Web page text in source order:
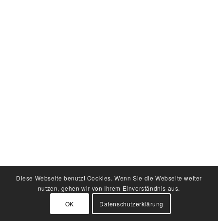
Diese Webseite benutzt Cookies. Wenn Sie die Webseite weiter
nutzen, gehen wir von Ihrem Einverständnis aus.
OK
Datenschutzerklärung